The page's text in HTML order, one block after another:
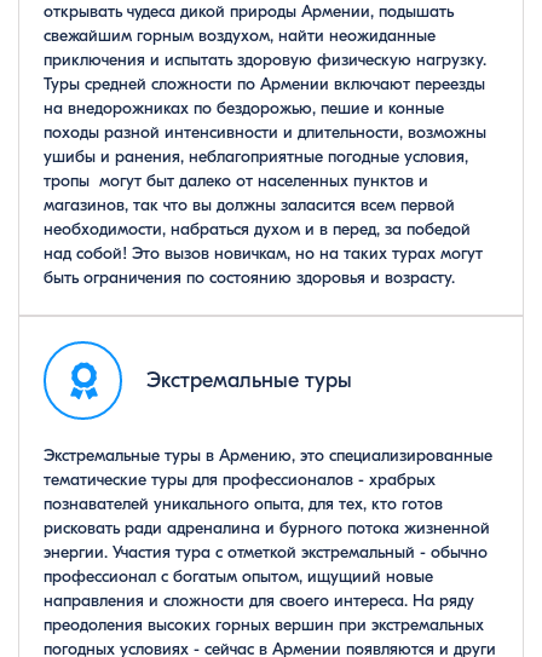
открывать чудеса дикой природы Армении, подышать
свежайшим горным воздухом, найти неожиданные
приключения и испытать здоровую физическую нагрузку.
Туры средней сложности по Армении включают переезды
на внедорожниках по бездорожью, пешие и конные
походы разной интенсивности и длительности, возможны
ушибы и ранения, неблагоприятные погодные условия,
тропы могут быт далеко от населенных пунктов и
магазинов, так что вы должны заласится всем первой
необходимости, набраться духом и в перед, за победой
над собой! Это вызов новичкам, но на таких турах могут
быть ограничения по состоянию здоровья и возрасту.
Экстремальные туры
Экстремальные туры в Армению, это специализированные
тематические туры для профессионалов - храбрых
познавателей уникального опыта, для тех, кто готов
рисковать ради адреналина и бурного потока жизненной
энергии. Участия тура с отметкой экстремальный - обычно
профессионал с богатым опытом, ищущиий новые
направления и сложности для своего интереса. На ряду
преодоления высоких горных вершин при экстремальных
погодных условиях - сейчас в Армении появляются и други